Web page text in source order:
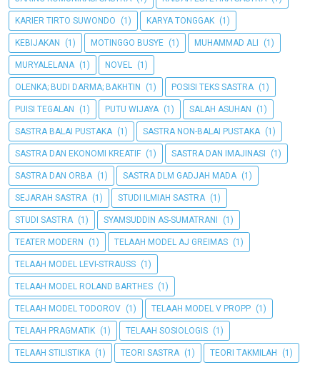
KARIER TIRTO SUWONDO (1) KARYA TONGGAK (1)
KEBIJAKAN (1) MOTINGGO BUSYE (1) MUHAMMAD ALI (1)
MURYALELANA (1) NOVEL (1)
OLENKA; BUDI DARMA; BAKHTIN (1) POSISI TEKS SASTRA (1)
PUISI TEGALAN (1) PUTU WIJAYA (1) SALAH ASUHAN (1)
SASTRA BALAI PUSTAKA (1) SASTRA NON-BALAI PUSTAKA (1)
SASTRA DAN EKONOMI KREATIF (1) SASTRA DAN IMAJINASI (1)
SASTRA DAN ORBA (1) SASTRA DLM GADJAH MADA (1)
SEJARAH SASTRA (1) STUDI ILMIAH SASTRA (1)
STUDI SASTRA (1) SYAMSUDDIN AS-SUMATRANI (1)
TEATER MODERN (1) TELAAH MODEL AJ GREIMAS (1)
TELAAH MODEL LEVI-STRAUSS (1)
TELAAH MODEL ROLAND BARTHES (1)
TELAAH MODEL TODOROV (1) TELAAH MODEL V PROPP (1)
TELAAH PRAGMATIK (1) TELAAH SOSIOLOGIS (1)
TELAAH STILISTIKA (1) TEORI SASTRA (1) TEORI TAKMILAH (1)